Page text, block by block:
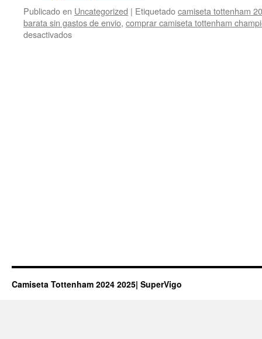
Publicado en Uncategorized | Etiquetadocamiseta tottenham
barata sin gastos de envio, comprar camiseta tottenham
desactivadosen
Camiseta Tottenham 2024 2025| SuperVigo